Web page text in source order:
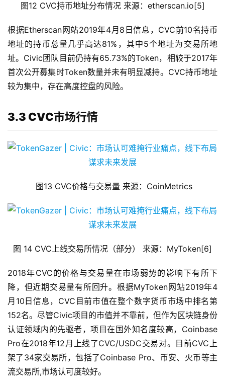
图12 CVC持币地址分布情况 来源：etherscan.io[5]
根据Etherscan网站2019年4月8日信息，CVC前10名持币
地址的持币总量几乎高达81%，其中5个地址为交易所地
址。Civic团队目前仍持有65.73%的Token，相较于2017年
首次公开募集时Token数量并未有明显减持。CVC持币地址
较为集中，存在高度控盘的风险。
3.3 CVC市场行情
图13 CVC价格与交易量 来源：CoinMetrics
图 14 CVC上线交易所情况（部分） 来源：MyToken[6]
2018年CVC的价格与交易量在市场弱势的影响下有所下
降，但近期交易量有所回升。根据MyToken网站2019年4
月10日信息，CVC目前市值在整个数字货币市场中排名第
152名。尽管Civic项目的市值并不靠前，但作为区块链身份
认证领域内的先驱者，项目在国外知名度较高，Coinbase
Pro在2018年12月上线了CVC/USDC交易对。目前CVC上
架了34家交易所，包括了Coinbase Pro、币安、火币等主
流交易所,市场认可度较好。